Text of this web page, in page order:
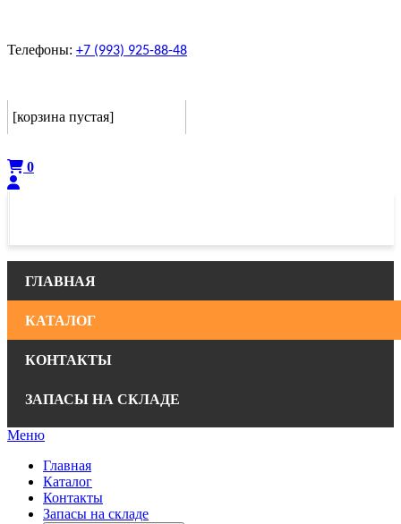
Телефоны: +7 (993) 925-88-48
[корзина пустая]
0
ГЛАВНАЯ
КАТАЛОГ
КОНТАКТЫ
ЗАПАСЫ НА СКЛАДЕ
Меню
Главная
Каталог
Контакты
Запасы на складе